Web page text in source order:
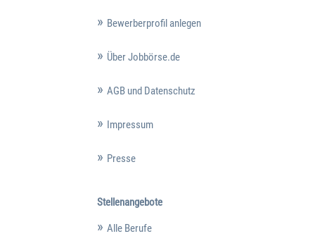
Bewerberprofil anlegen
Über Jobbörse.de
AGB und Datenschutz
Impressum
Presse
Stellenangebote
Alle Berufe